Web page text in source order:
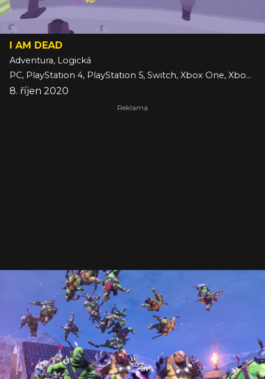
I AM DEAD
Adventura, Logická
PC, PlayStation 4, PlayStation 5, Switch, Xbox One, Xbox Series
8. říjen 2020